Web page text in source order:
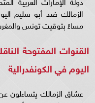
الزمالك ضد أبو سليم
مساءً بتوقيت تونس
القنوات المفتوحة
اليوم في الكونفدرالية
عشاق الزمالك يتساءلون